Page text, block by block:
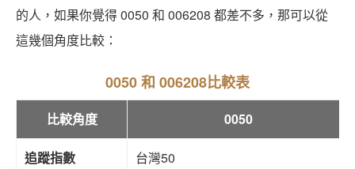
的人，如果你覺得 0050 和 006208 都差不多，那可以從
這幾個角度比較：
0050 和 006208比較表
比較角度 0050
追蹤指數 台灣50